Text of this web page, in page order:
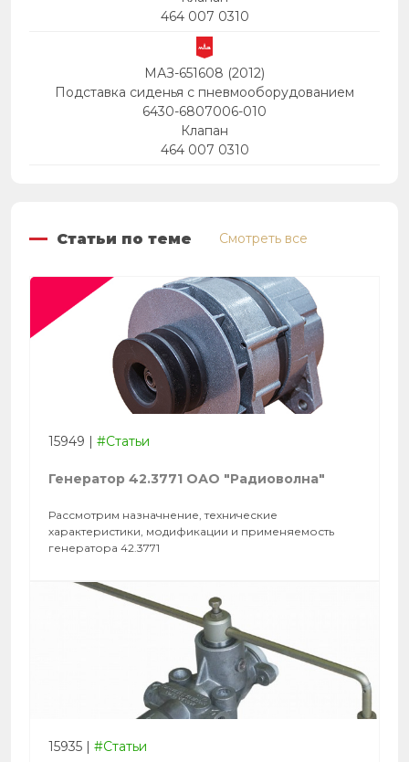
464 007 0310
МАЗ-651608 (2012)
Подставка сиденья с пневмооборудованием
6430-6807006-010
Клапан
464 007 0310
Статьи по теме Смотреть все
15949 | #Статьи
Генератор 42.3771 ОАО "Радиоволна"
Рассмотрим назначнение, технические
характеристики, модификации и применяемость
генератора 42.3771
15935 | #Статьи